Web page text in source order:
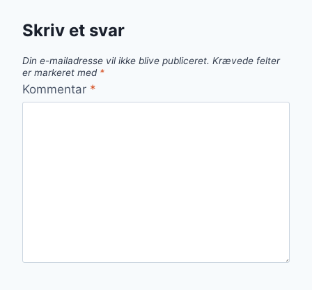
Skriv et svar
Din e-mailadresse vil ikke blive publiceret. Krævede felter
er markeret med *
Kommentar *